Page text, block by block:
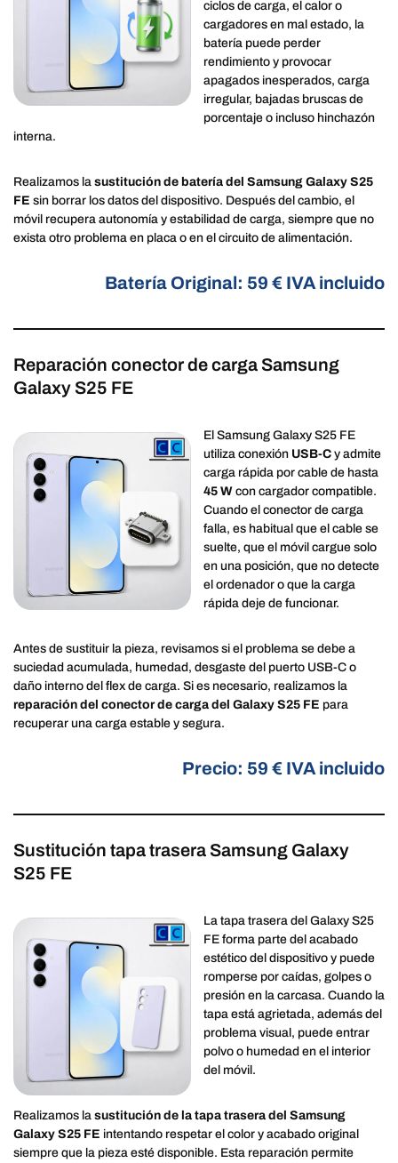
ciclos de carga, el calor o
cargadores en mal estado, la
batería puede perder
rendimiento y provocar
apagados inesperados, carga
irregular, bajadas bruscas de
porcentaje o incluso hinchazón
interna.
Realizamos la sustitución de batería del Samsung Galaxy S25
FE sin borrar los datos del dispositivo. Después del cambio, el
móvil recupera autonomía y estabilidad de carga, siempre que no
exista otro problema en placa o en el circuito de alimentación.
Batería Original: 59 € IVA incluido
Reparación conector de carga Samsung
Galaxy S25 FE
El Samsung Galaxy S25 FE
utiliza conexión USB-C y admite
carga rápida por cable de hasta
45 W con cargador compatible.
Cuando el conector de carga
falla, es habitual que el cable se
suelte, que el móvil cargue solo
en una posición, que no detecte
el ordenador o que la carga
rápida deje de funcionar.
Antes de sustituir la pieza, revisamos si el problema se debe a
suciedad acumulada, humedad, desgaste del puerto USB-C o
daño interno del flex de carga. Si es necesario, realizamos la
reparación del conector de carga del Galaxy S25 FE para
recuperar una carga estable y segura.
Precio: 59 € IVA incluido
Sustitución tapa trasera Samsung Galaxy
S25 FE
La tapa trasera del Galaxy S25
FE forma parte del acabado
estético del dispositivo y puede
romperse por caídas, golpes o
presión en la carcasa. Cuando la
tapa está agrietada, además del
problema visual, puede entrar
polvo o humedad en el interior
del móvil.
Realizamos la sustitución de la tapa trasera del Samsung
Galaxy S25 FE intentando respetar el color y acabado original
siempre que la pieza esté disponible. Esta reparación permite